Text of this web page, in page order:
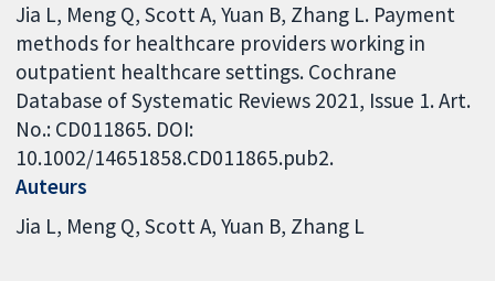
Jia L, Meng Q, Scott A, Yuan B, Zhang L. Payment
methods for healthcare providers working in
outpatient healthcare settings. Cochrane
Database of Systematic Reviews 2021, Issue 1. Art.
No.: CD011865. DOI:
10.1002/14651858.CD011865.pub2.
Auteurs
Jia L Meng Q Scott A Yuan B Zhang L